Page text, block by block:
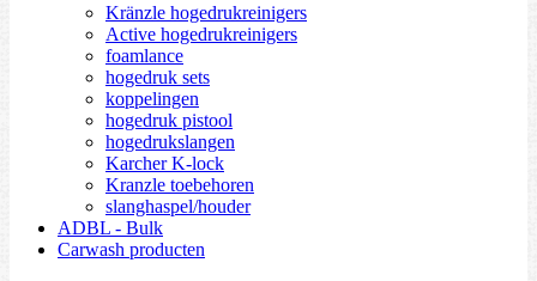
Kränzle hogedrukreinigers
Active hogedrukreinigers
foamlance
hogedruk sets
koppelingen
hogedruk pistool
hogedrukslangen
Karcher K-lock
Kranzle toebehoren
slanghaspel/houder
ADBL - Bulk
Carwash producten